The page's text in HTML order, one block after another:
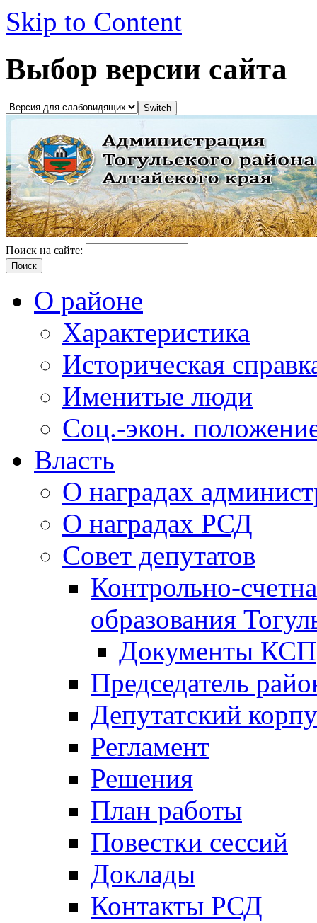
Skip to Content
Выбор версии сайта
Поиск на сайте:
О районе
Характеристика
Историческая
Именитые люди
Соц.-экон.
Власть
О наградах
О наградах РСД
Совет депутатов
Контрольно-
образования
Документы КСП
Председатель
Депутатский
Регламент
Решения
План работы
Повестки сессий
Доклады
Контакты РСД